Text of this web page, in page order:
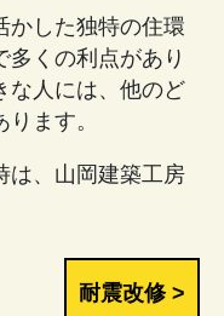
かした独特の住環
くの利点があり
な人には、他のど
ます。
は、山岡建築工房
耐震改修 >